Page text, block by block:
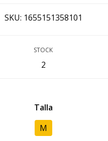
SKU: 1655151358101
STOCK
2
Talla
M